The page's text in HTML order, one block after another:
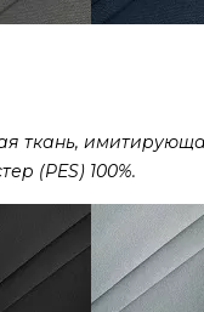
ткань,
(PES) 100%.